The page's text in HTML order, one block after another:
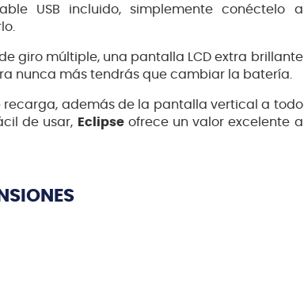
USB incluido, simplemente conéctelo a
giro múltiple, una pantalla LCD extra brillante
nunca más tendrás que cambiar la batería.
además de la pantalla vertical a todo
de usar, Eclipseofrece un valor excelente a